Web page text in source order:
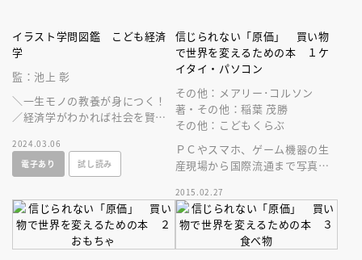
イラスト学問図鑑 こども経済
学
監：池上 彰
＼一生モノの教養が身につく！
／経済学がわかれば社会を賢く
ら大人まで楽しめる１冊。
2024.03.06
電子あり
試し読み
信じられない「原価」 買い物
で世界を変えるための本 １ケ
イタイ・パソコン
その他：メアリー･コルソン
著・その他：稲葉 茂勝
その他：こどもくらぶ
ＰＣやスマホ、ゲーム機器の生
産現場から国際流通まで写真資
（児童）労働ネット中毒など国
際理解に役立つ
2015.02.27